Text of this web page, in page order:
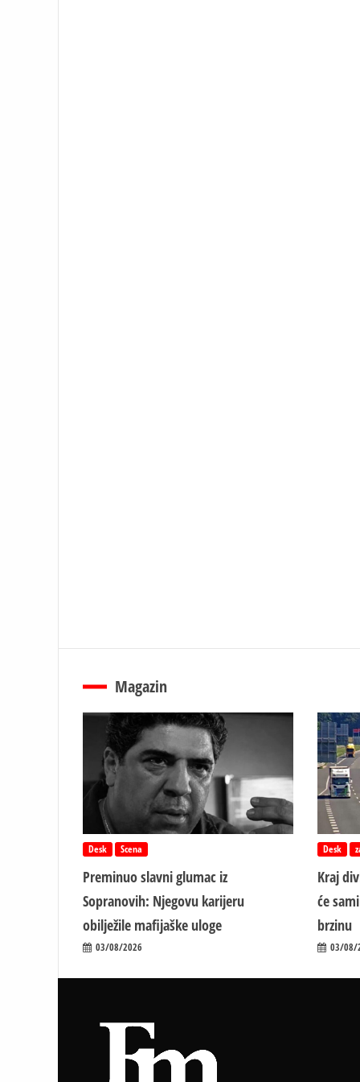
Magazin
Desk Scena
Preminuo slavni glumac iz
Sopranovih: Njegovu karijeru
obilježile mafijaške uloge
03/08/2026
Desk
Kraj
će
brzinu
03/08/